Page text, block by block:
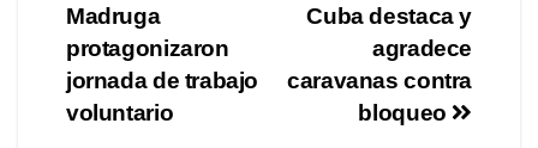
b
o
o
k
m
de
entradas
Cuba destaca y
agradece
caravanas contra
bloqueo
Madruga
protagonizaron
jornada de trabajo
voluntario